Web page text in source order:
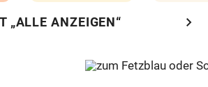
„ALLE ANZEIGEN“ chevron_right